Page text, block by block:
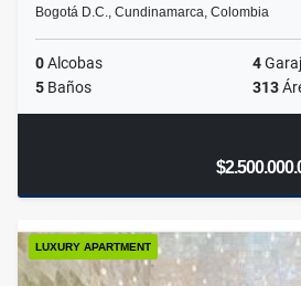
Bogotá D.C., Cundinamarca, Colombia
0Alcobas 4
5 Baños 313
LUXURY APARTMENT